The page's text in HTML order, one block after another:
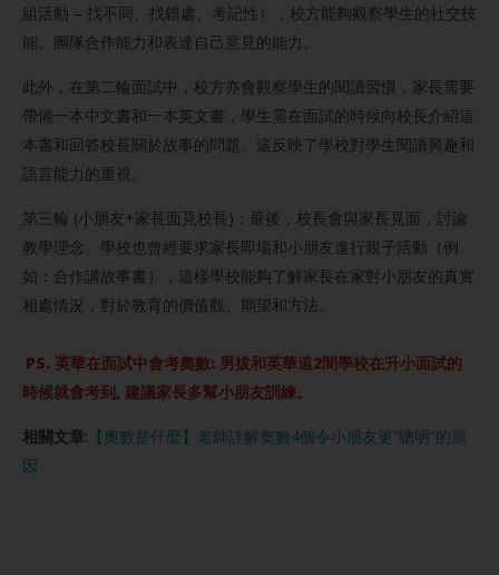
組活動 – 找不同、找錯處、考記性），校方能夠觀察學生的社交技
能、團隊合作能力和表達自己意見的能力。
此外，在第二輪面試中，校方亦會觀察學生的閱讀習慣，家長需要
帶備一本中文書和一本英文書，學生需在面試的時候向校長介紹這
本書和回答校長關於故事的問題。這反映了學校對學生閱讀興趣和
語言能力的重視。
第三輪 (小朋友+家長面見校長)：最後，校長會與家長見面，討論
教學理念。學校也曾經要求家長即場和小朋友進行親子活動（例
如：合作講故事書），這樣學校能夠了解家長在家對小朋友的真實
相處情況，對於教育的價值觀、期望和方法。
PS. 英華在面試中會考奧數: 男拔和英華這2間學校在升小面試的
時候就會考到, 建議家長多幫小朋友訓練。
相關文章: 【奧數是什麼】老師詳解奧數4個令小朋友更”聰明”的原
因